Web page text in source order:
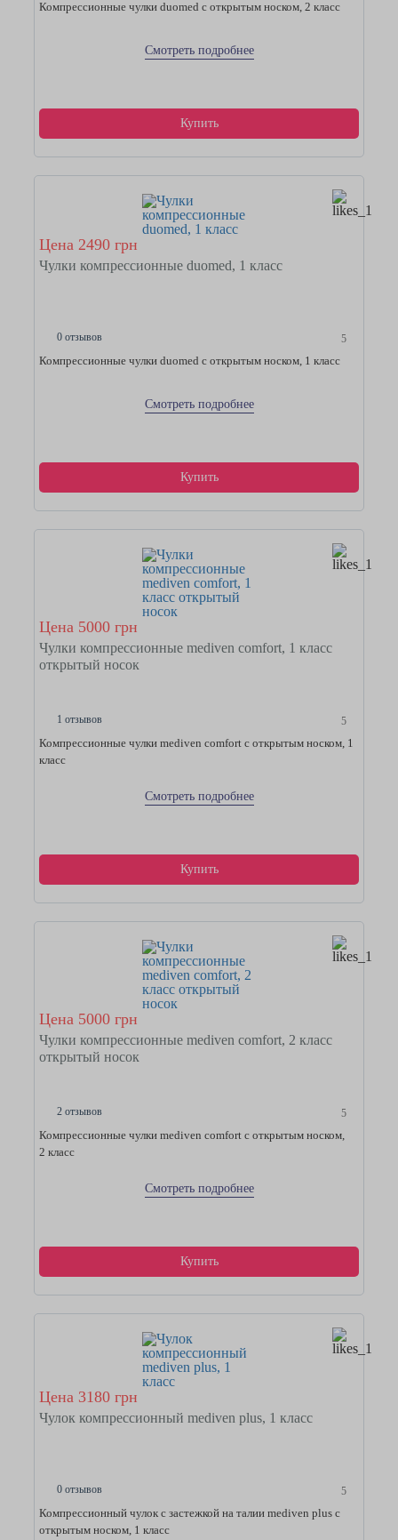
Компрессионные чулки duomed с открытым носком, 2 класс
Смотреть подробнее
Купить
Цена 2490 грн
Чулки компрессионные duomed, 1 класс
0 отзывов 5
Компрессионные чулки duomed с открытым носком, 1 класс
Смотреть подробнее
Купить
Цена 5000 грн
Чулки компрессионные mediven comfort, 1 класс
открытый носок
1 отзывов 5
Компрессионные чулки mediven comfort с открытым носком, 1
класс
Смотреть подробнее
Купить
Цена 5000 грн
Чулки компрессионные mediven comfort, 2 класс
открытый носок
2 отзывов 5
Компрессионные чулки mediven comfort с открытым носком,
2 класс
Смотреть подробнее
Купить
Цена 3180 грн
Чулок компрессионный mediven plus, 1 класс
0 отзывов 5
Компрессионный чулок с застежкой на талии mediven plus с
открытым носком, 1 класс